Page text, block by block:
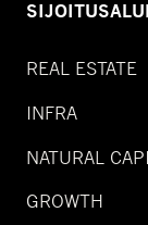
REAL ESTATE
INFRA
NATURAL
GROWTH